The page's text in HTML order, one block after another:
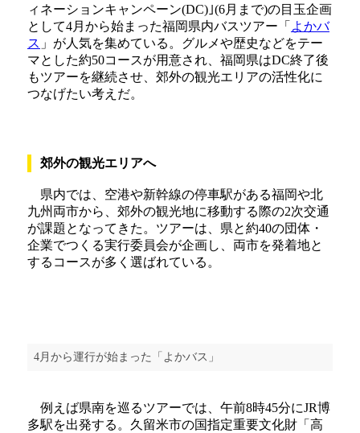
ィネーションキャンペーン(DC)｣(6月まで)の目玉企画
として4月から始まった福岡県内バスツアー「 よかバ
ス 」が人気を集めている。グルメや歴史などをテー
マとした約50コースが用意され、福岡県はDC終了後
もツアーを継続させ、郊外の観光エリアの活性化に
つなげたい考えだ。
郊外の観光エリアへ
県内では、空港や新幹線の停車駅がある福岡や北
九州両市から、郊外の観光地に移動する際の2次交通
が課題となってきた。ツアーは、県と約40の団体・
企業でつくる実行委員会が企画し、両市を発着地と
するコースが多く選ばれている。
4月から運行が始まった「よかバス」
例えば県南を巡るツアーでは、午前8時45分にJR博
多駅を出発する。久留米市の国指定重要文化財「高